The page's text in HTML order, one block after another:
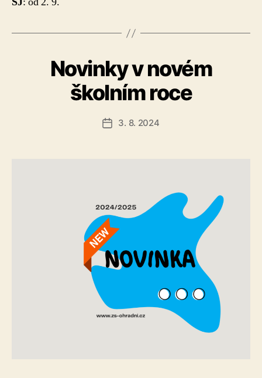
Novinky v novém
školním roce
Datum
3. 8. 2024